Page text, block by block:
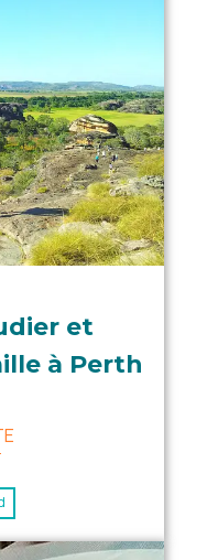
et
à Perth